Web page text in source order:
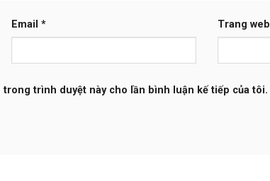
Email * Trang web
trong trình duyệt này cho lần bình luận kế tiếp của tôi.